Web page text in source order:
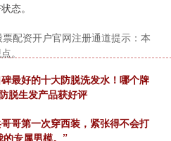
态。
配资开户官网注册通道提示：本
。
最好的十大防脱洗发水！哪个牌
脱生发产品获好评
哥第一次穿西装，紧张得不会打
专属男模。”
+3.42 +0.30%